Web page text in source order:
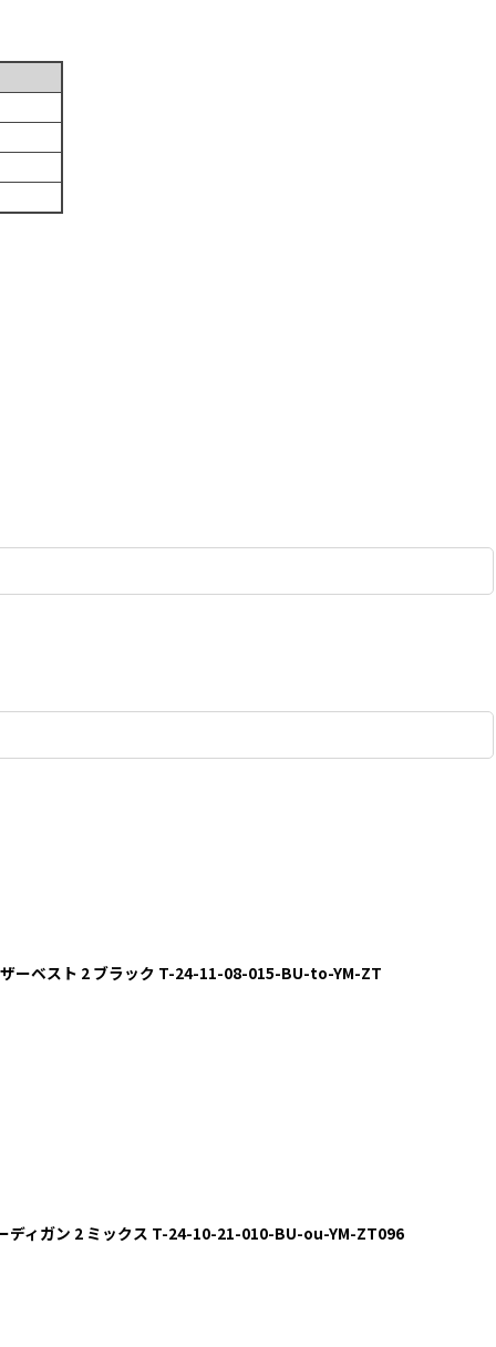
ーベスト 2 ブラック T-24-11-08-015-BU-to-YM-ZT
ディガン 2 ミックス T-24-10-21-010-BU-ou-YM-ZT096